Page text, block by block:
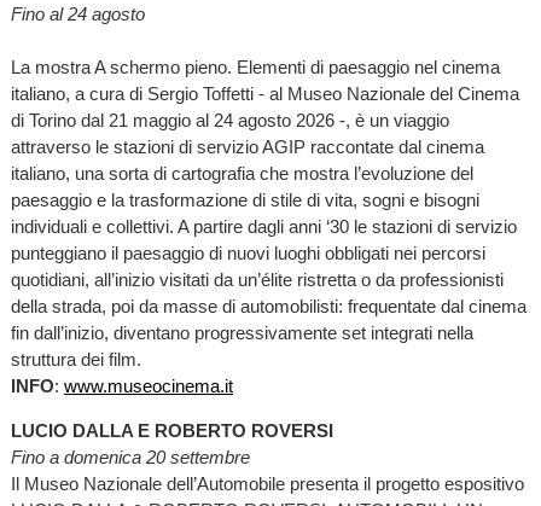
Fino al 24 agosto
La mostra A schermo pieno. Elementi di paesaggio nel cinema
italiano, a cura di Sergio Toffetti - al Museo Nazionale del Cinema
di Torino dal 21 maggio al 24 agosto 2026 -, è un viaggio
attraverso le stazioni di servizio AGIP raccontate dal cinema
italiano, una sorta di cartografia che mostra l’evoluzione del
paesaggio e la trasformazione di stile di vita, sogni e bisogni
individuali e collettivi. A partire dagli anni ‘30 le stazioni di servizio
punteggiano il paesaggio di nuovi luoghi obbligati nei percorsi
quotidiani, all’inizio visitati da un’élite ristretta o da professionisti
della strada, poi da masse di automobilisti: frequentate dal cinema
fin dall’inizio, diventano progressivamente set integrati nella
struttura dei film.
INFO: www.museocinema.it
LUCIO DALLA E ROBERTO ROVERSI
Fino a domenica 20 settembre
Il Museo Nazionale dell’Automobile presenta il progetto espositivo